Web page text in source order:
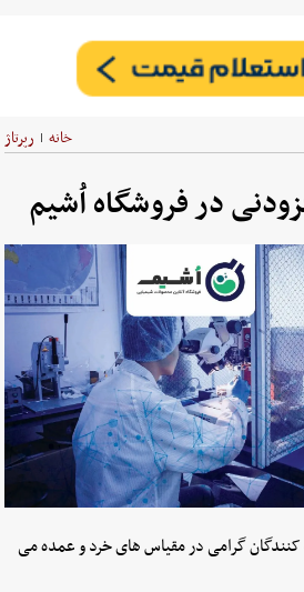
خانه | رپرتاژ
در فروشگاه اُشیم
کنندگان گرامی در مقیاس های خرد و عمده می